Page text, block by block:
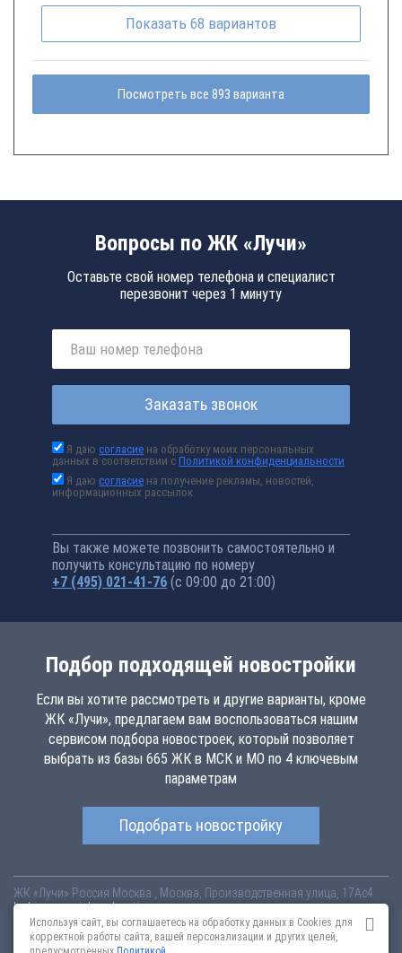
Показать 68 вариантов
Посмотреть все 893 варианта
Вопросы по ЖК «Лучи»
Оставьте свой номер телефона и специалист
перезвонит через 1 минуту
Заказать звонок
Я даюсогласие на обработку моих персональных
данных в соответствии сПолитикой конфиденциальности
Я даюсогласие на получение рекламы, новостей,
информационных рассылок
Вы также можете позвонить самостоятельно и
получить консультацию по номеру
+7 (495) 021-41-76 (с 09:00 до 21:00)
Подбор подходящей новостройки
Если вы хотите рассмотреть и другие варианты, кроме
ЖК «Лучи», предлагаем вам воспользоваться нашим
сервисом подбора новостроек, который позволяет
выбрать из базы 665 ЖК в МСК и МО по 4 ключевым
параметрам
Подобрать новостройку
ЖК «Лучи» Россия Москва
, Москва, Производственная улица, 17Ас4
luchi.novopoisk.msk.ruКупить квартиру в новом жилом комплексе
«Лучи» от «ЛСР. Недвижимость - Москва» в районе Солнцево. Квартиры
различных планировок от 7.57 млн рублей!
Используя сайт, вы соглашаетесь на обработку данных в Cookies для
корректной работы сайта, вашей персонализации и других целей,